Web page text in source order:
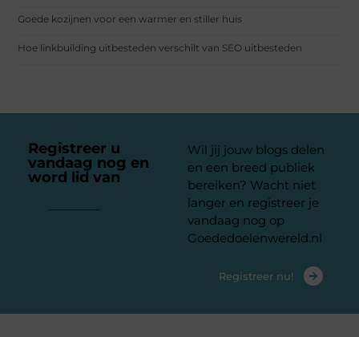
Goede kozijnen voor een warmer en stiller huis
Hoe linkbuilding uitbesteden verschilt van SEO uitbesteden
Registreer u
vandaag nog en
word lid van
Wil jij jouw blogs delen
en een breed publiek
bereiken? Wacht niet
langer en registreer je
vandaag nog op
Goededoelenwereld.nl
Registreer nu!